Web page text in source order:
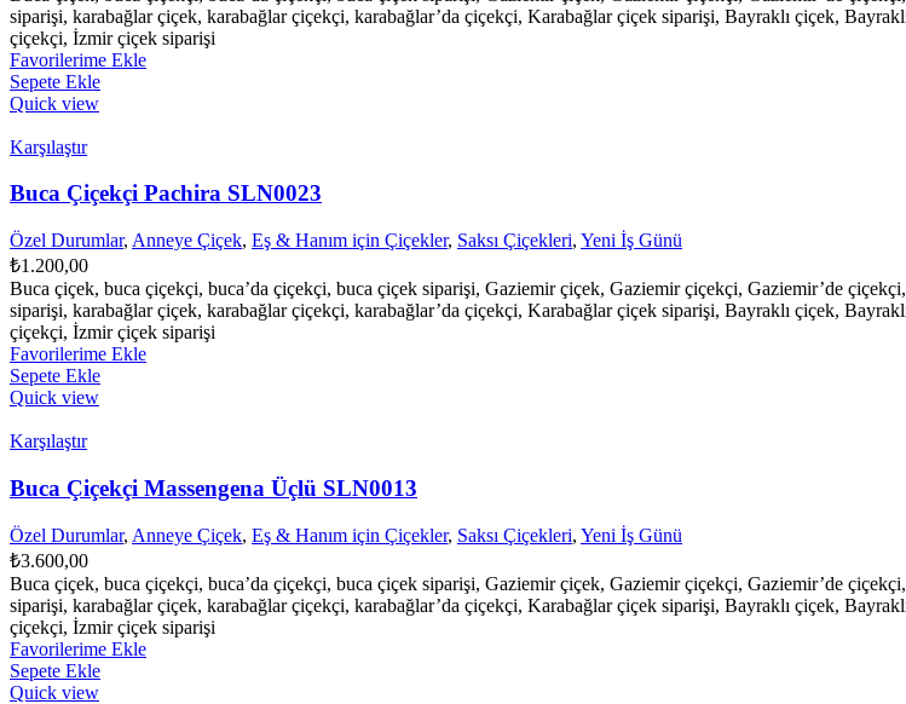
siparişi, karabağlar çiçek, karabağlar çiçekçi, karabağlar’da çiçekçi, Karabağlar çiçek siparişi, Bayraklı çiçek,
çiçekçi, İzmir çiçek siparişi
Favorilerime Ekle
Sepete Ekle
Quick view
Karşılaştır
Buca Çiçekçi Pachira SLN0023
Özel Durumlar, Anneye Çiçek, Eş & Hanım için Çiçekler, Saksı Çiçekleri, Yeni İş Günü
₺1.200,00
Buca çiçek, buca çiçekçi, buca’da çiçekçi, buca çiçek siparişi, Gaziemir çiçek, Gaziemir çiçekçi, Gaziemir’de
siparişi, karabağlar çiçek, karabağlar çiçekçi, karabağlar’da çiçekçi, Karabağlar çiçek siparişi, Bayraklı çiçek,
çiçekçi, İzmir çiçek siparişi
Favorilerime Ekle
Sepete Ekle
Quick view
Karşılaştır
Buca Çiçekçi Massengena Üçlü SLN0013
Özel Durumlar, Anneye Çiçek, Eş & Hanım için Çiçekler, Saksı Çiçekleri, Yeni İş Günü
₺3.600,00
Buca çiçek, buca çiçekçi, buca’da çiçekçi, buca çiçek siparişi, Gaziemir çiçek, Gaziemir çiçekçi, Gaziemir’de
siparişi, karabağlar çiçek, karabağlar çiçekçi, karabağlar’da çiçekçi, Karabağlar çiçek siparişi, Bayraklı çiçek,
çiçekçi, İzmir çiçek siparişi
Favorilerime Ekle
Sepete Ekle
Quick view